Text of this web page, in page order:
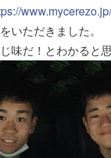
いただきました。
味だ！とわかると